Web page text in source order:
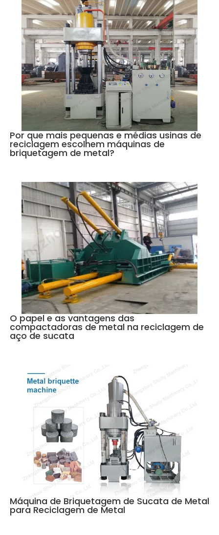
Por que mais pequenas e médias usinas de
reciclagem escolhem máquinas de
briquetagem de metal?
O papel e as vantagens das
compactadoras de metal na reciclagem de
aço de sucata
Máquina de Briquetagem de Sucata de Metal
para Reciclagem de Metal